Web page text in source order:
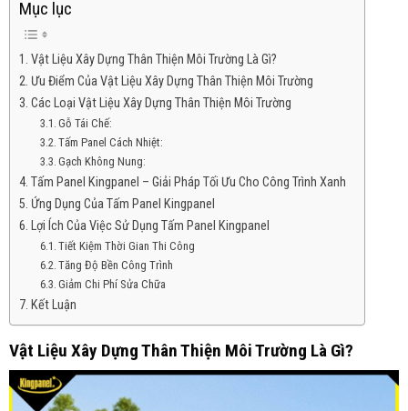
Mục lục
Vật Liệu Xây Dựng Thân Thiện Môi Trường Là Gì?
Ưu Điểm Của Vật Liệu Xây Dựng Thân Thiện Môi Trường
Các Loại Vật Liệu Xây Dựng Thân Thiện Môi Trường
Gỗ Tái Chế:
Tấm Panel Cách Nhiệt:
Gạch Không Nung:
Tấm Panel Kingpanel – Giải Pháp Tối Ưu Cho Công Trình Xanh
Ứng Dụng Của Tấm Panel Kingpanel
Lợi Ích Của Việc Sử Dụng Tấm Panel Kingpanel
Tiết Kiệm Thời Gian Thi Công
Tăng Độ Bền Công Trình
Giảm Chi Phí Sửa Chữa
Kết Luận
Vật Liệu Xây Dựng Thân Thiện Môi Trường Là Gì?